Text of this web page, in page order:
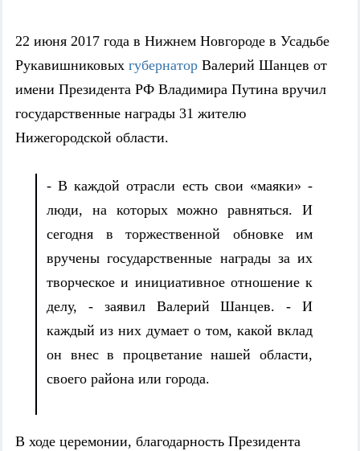
22 июня 2017 года в Нижнем Новгороде в Усадьбе
Рукавишниковых губернатор Валерий Шанцев от
имени Президента РФ Владимира Путина вручил
государственные награды 31 жителю
Нижегородской области.
- В каждой отрасли есть свои «маяки» -
люди, на которых можно равняться. И
сегодня в торжественной обновке им
вручены государственные награды за их
творческое и инициативное отношение к
делу, - заявил Валерий Шанцев. - И
каждый из них думает о том, какой вклад
он внес в процветание нашей области,
своего района или города.
В ходе церемонии, благодарность Президента